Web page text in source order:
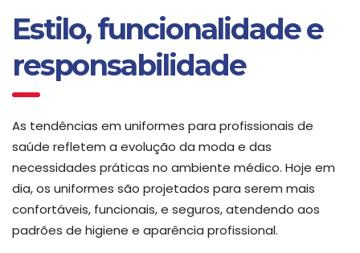
Estilo, funcionalidade e
responsabilidade
As tendências em uniformes para profissionais de
saúde refletem a evolução da moda e das
necessidades práticas no ambiente médico. Hoje em
dia, os uniformes são projetados para serem mais
confortáveis, funcionais, e seguros, atendendo aos
padrões de higiene e aparência profissional.